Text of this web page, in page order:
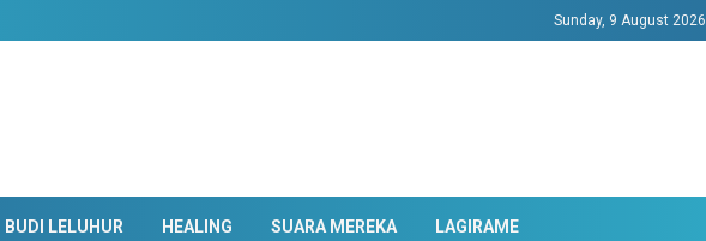
Sunday, 9 August 2026
BUDI LELUHUR HEALING SUARA MEREKA LAGIRAME